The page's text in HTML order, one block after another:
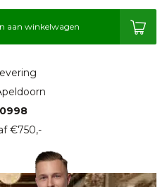
aan winkelwagen
€750,-